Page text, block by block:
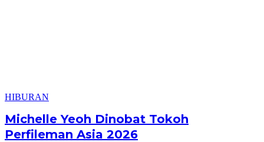
HIBURAN
Michelle Yeoh Dinobat Tokoh
Perfileman Asia 2026